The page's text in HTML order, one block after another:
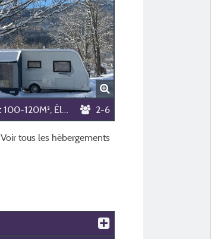
Grand Emplacement 100-120M², Électricité 10A (1 Tente-Caravane-Camping-Car / 1 Voit. / Él. 10A) 2-6
Voir tous les hébergements